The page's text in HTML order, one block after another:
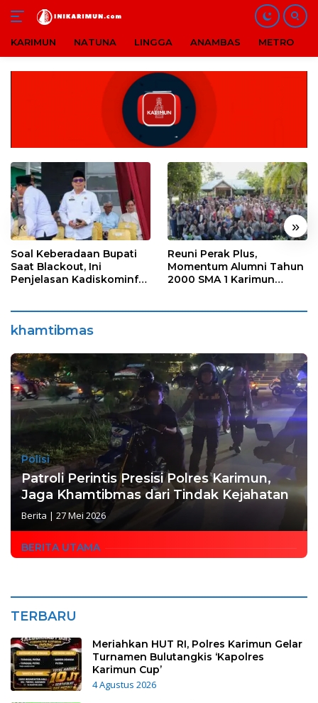
KARIMUN NATUNA LINGGA ANAMBAS METRO
« »
Soal Keberadaan Bupati
Saat Blackout, Ini
Penjelasan Kadiskominfo
Reuni Perak Plus,
Momentum Alumni Tahun
2000 SMA 1 Karimun
khamtibmas
Polisi
Patroli Perintis Presisi Polres Karimun,
Jaga Khamtibmas dari Tindak Kejahatan
Berita | 27 Mei 2026
BERITA UTAMA
TERBARU
Meriahkan HUT RI, Polres Karimun Gelar
Turnamen Bulutangkis ‘Kapolres
Karimun Cup’
4 Agustus 2026